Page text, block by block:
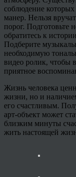
соблюдение
манер. Нельзя
порог. Подготовьте
обратитесь к
Подберите
необходимую
видео ролик, чтобы
приятное
Жизнь человека
жизни, но и
его счастливым.
арт-объект может
близким минуты
жить настоящей